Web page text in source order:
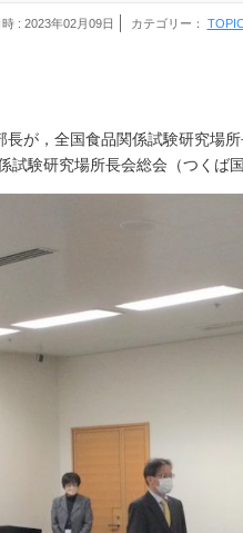
: 2023年02月09日 カテゴリー：
長が，全国食品関係試験研究
試験研究場所長会総会（つくば